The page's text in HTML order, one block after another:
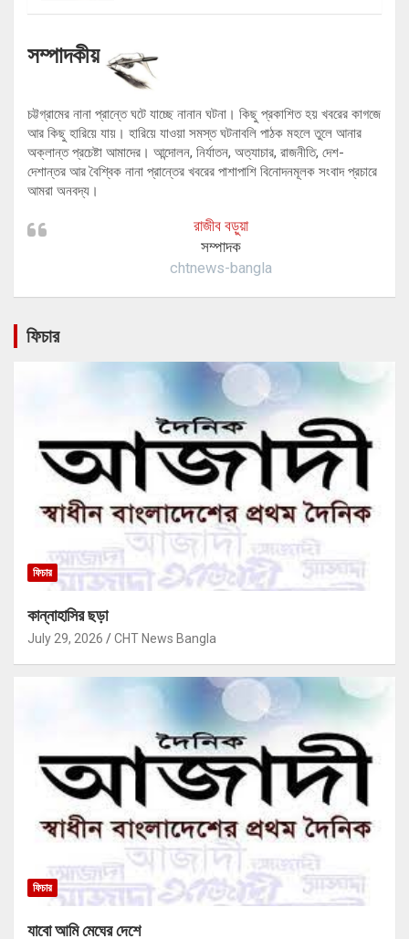
সম্পাদকীয়
চট্টগ্রামের নানা প্রান্তে ঘটে যাচ্ছে নানান ঘটনা। কিছু প্রকাশিত হয় খবরের কাগজে
আর কিছু হারিয়ে যায়। হারিয়ে যাওয়া সমস্ত ঘটনাবলি পাঠক মহলে তুলে আনার
অক্লান্ত প্রচেষ্টা আমাদের। আন্দোলন, নির্যাতন, অত্যাচার, রাজনীতি, দেশ-
দেশান্তর আর বৈশ্বিক নানা প্রান্তের খবরের পাশাপাশি বিনোদনমূলক সংবাদ প্রচারে
আমরা অনবদ্য।
রাজীব বড়ুয়া
সম্পাদক
chtnews-bangla
ফিচার
ফিচার
কান্নাহাসির ছড়া
July 29, 2026 CHT News Bangla
ফিচার
যাবো আমি মেঘের দেশে